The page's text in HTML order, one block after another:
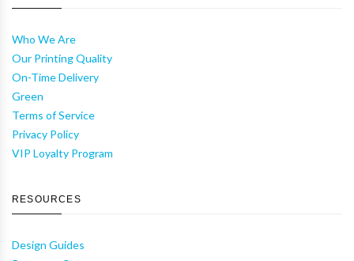
Who We Are
Our Printing Quality
On-Time Delivery
Green
Terms of Service
Privacy Policy
VIP Loyalty Program
RESOURCES
Design Guides